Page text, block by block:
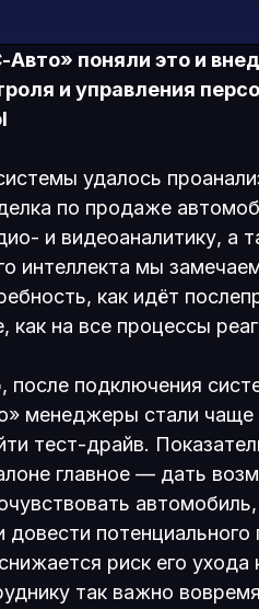
поняли это и
и управления
удалось
по продаже
и видеоаналитику, а
интеллекта мы
как идёт
как на все процессы
после подключения
менеджеры стали чаще
тест-драйв.
главное — дать
довести потенциального
риск его ухода
так важно